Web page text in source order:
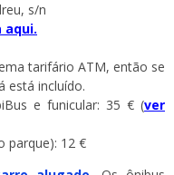
s/n
aqui.
tarifário ATM, então se
está incluído.
e funicular: 35 € (ver
parque): 12 €